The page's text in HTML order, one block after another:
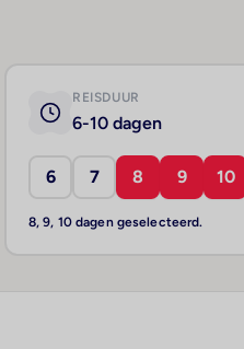
REISDUUR
6-10 dagen
6 7 8 9 10
8, 9, 10 dagen geselecteerd.